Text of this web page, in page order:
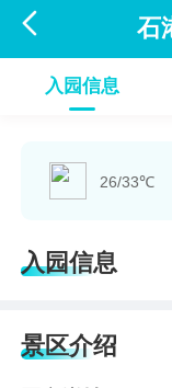
 石
入园信息
26/33℃
入园信息
景区介绍